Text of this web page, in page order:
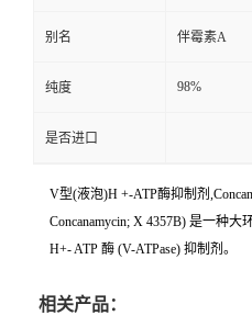
别名 伴霉素A
纯度 98%
是否进口
V型(液泡)H +-ATP酶抑制剂
Concanamycin; X 4357B) 是一种
H+- ATP 酶 (V-ATPase) 抑制剂。
相关产品：